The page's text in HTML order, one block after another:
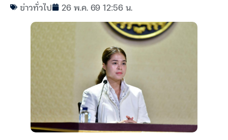
ข่าวทั่วไป 26 พ.ค. 69 12:56 น.